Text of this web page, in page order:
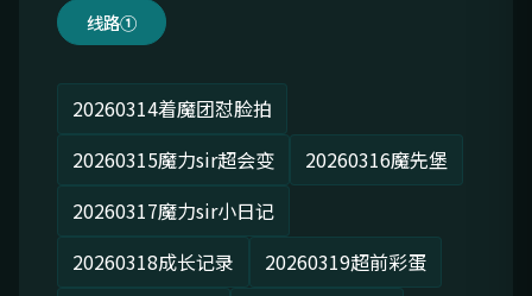
线路①
20260314着魔团怼脸拍
20260315魔力sir超会变
20260316魔先堡
20260317魔力sir小日记
20260318成长记录
20260319超前彩蛋